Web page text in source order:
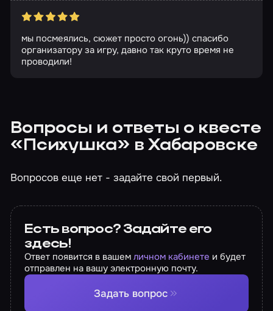
мы посмеялись, сюжет просто огонь)) спасибо
организатору за игру, давно так круто время не
проводили!
Вопросы и ответы о квесте
«Психушка» в Хабаровске
Вопросов еще нет - задайте свой первый.
Есть вопрос? Задайте его
здесь!
Ответ появится в вашемличном кабинете и будет
отправлен на вашу электронную почту.
Задать вопрос